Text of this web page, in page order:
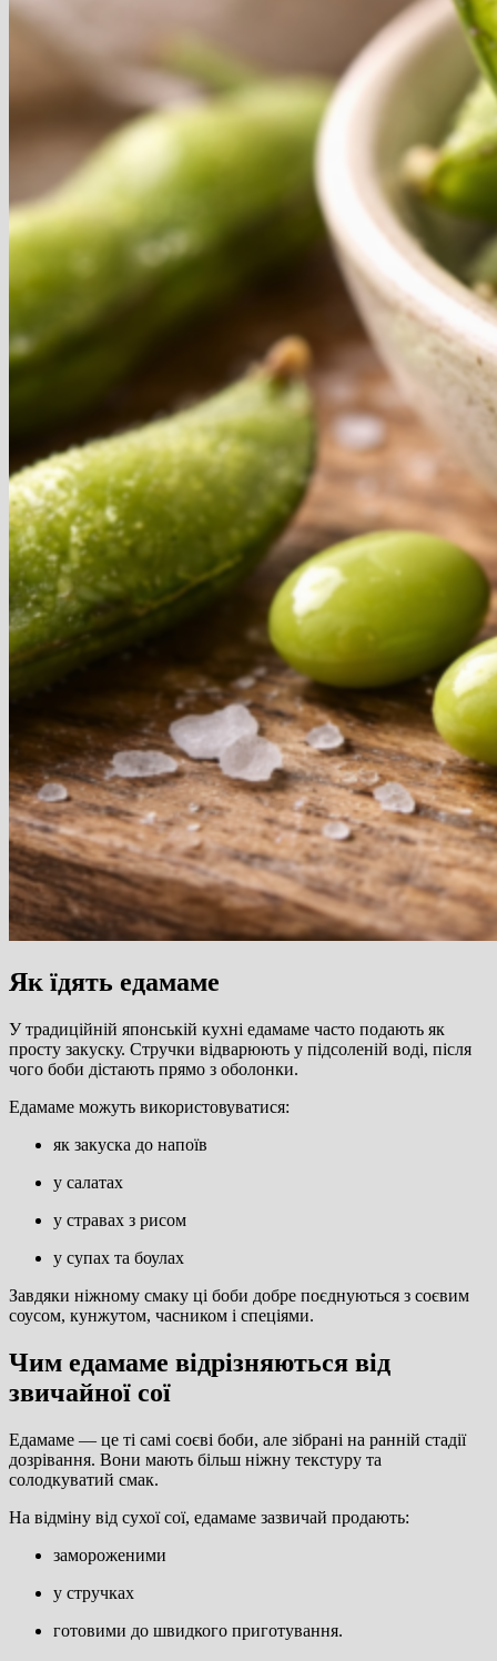
Як їдять едамаме
У традиційній японській кухні едамаме часто подають як
просту закуску. Стручки відварюють у підсоленій воді, після
чого боби дістають прямо з оболонки.
Едамаме можуть використовуватися:
як закуска до напоїв
у салатах
у стравах з рисом
у супах та боулах
Завдяки ніжному смаку ці боби добре поєднуються з соєвим
соусом, кунжутом, часником і спеціями.
Чим едамаме відрізняються від
звичайної сої
Едамаме — це ті самі соєві боби, але зібрані на ранній стадії
дозрівання. Вони мають більш ніжну текстуру та
солодкуватий смак.
На відміну від сухої сої, едамаме зазвичай продають:
замороженими
у стручках
готовими до швидкого приготування.